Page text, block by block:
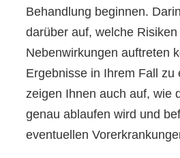
Behandlung beginnen.
darüber auf, welche Risiken
Nebenwirkungen auftreten
Ergebnisse in Ihrem Fall zu
zeigen Ihnen auch auf, wie
genau ablaufen wird und
eventuellen